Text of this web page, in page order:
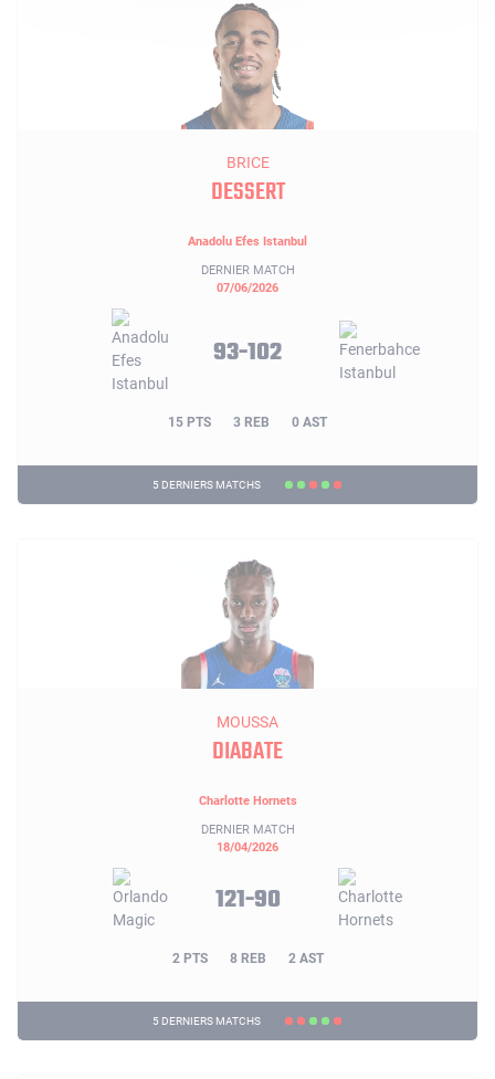
BRICE
DESSERT
Anadolu Efes Istanbul
DERNIER MATCH
07/06/2026
93-102
15 PTS 3 REB 0 AST
5 DERNIERS MATCHS
MOUSSA
DIABATE
Charlotte Hornets
DERNIER MATCH
18/04/2026
121-90
2 PTS 8 REB 2 AST
5 DERNIERS MATCHS